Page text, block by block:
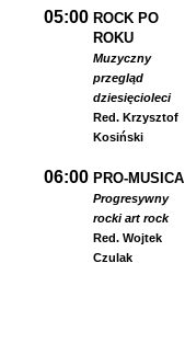
05:00 ROCK PO
ROKU
Muzyczny
przegląd
dziesięcioleci
Red. Krzysztof
Kosiński
06:00 PRO-MUSICA
Progresywny
rocki art rock
Red. Wojtek
Czulak